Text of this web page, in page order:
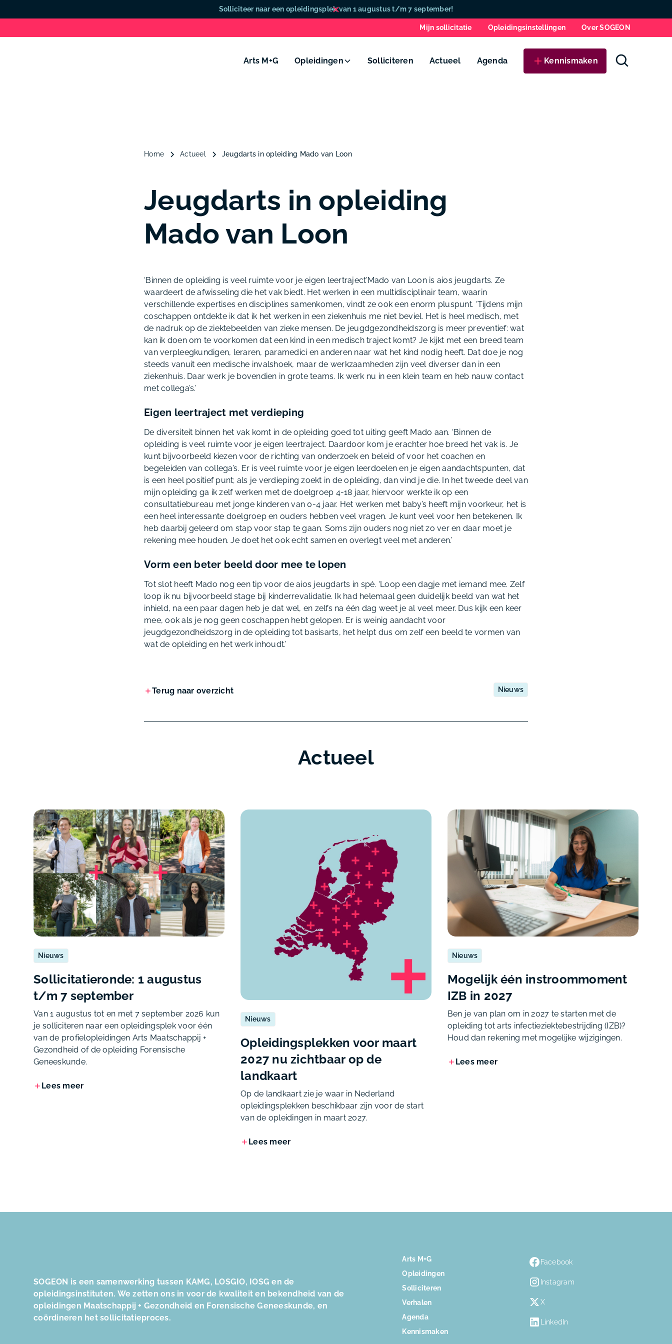
Solliciteer naar een opleidingsplek van 1 augustus t/m 7 september!
Mijn sollicitatie Opleidingsinstellingen Over SOGEON
Arts M+G Opleidingen Solliciteren Actueel Agenda Kennismaken
Home Actueel Jeugdarts in opleiding Mado van Loon
Jeugdarts in opleiding
Mado van Loon
‘Binnen de opleiding is veel ruimte voor je eigen leertraject’Mado van Loon is aios jeugdarts. Ze
waardeert de afwisseling die het vak biedt. Het werken in een multidisciplinair team, waarin
verschillende expertises en disciplines samenkomen, vindt ze ook een enorm pluspunt. ‘Tijdens mijn
coschappen ontdekte ik dat ik het werken in een ziekenhuis me niet beviel. Het is heel medisch, met
de nadruk op de ziektebeelden van zieke mensen. De jeugdgezondheidszorg is meer preventief: wat
kan ik doen om te voorkomen dat een kind in een medisch traject komt? Je kijkt met een breed team
van verpleegkundigen, leraren, paramedici en anderen naar wat het kind nodig heeft. Dat doe je nog
steeds vanuit een medische invalshoek, maar de werkzaamheden zijn veel diverser dan in een
ziekenhuis. Daar werk je bovendien in grote teams. Ik werk nu in een klein team en heb nauw contact
met collega’s.’
Eigen leertraject met verdieping
De diversiteit binnen het vak komt in de opleiding goed tot uiting geeft Mado aan. ‘Binnen de
opleiding is veel ruimte voor je eigen leertraject. Daardoor kom je erachter hoe breed het vak is. Je
kunt bijvoorbeeld kiezen voor de richting van onderzoek en beleid of voor het coachen en
begeleiden van collega’s. Er is veel ruimte voor je eigen leerdoelen en je eigen aandachtspunten, dat
is een heel positief punt; als je verdieping zoekt in de opleiding, dan vind je die. In het tweede deel van
mijn opleiding ga ik zelf werken met de doelgroep 4-18 jaar, hiervoor werkte ik op een
consultatiebureau met jonge kinderen van 0-4 jaar. Het werken met baby’s heeft mijn voorkeur, het is
een heel interessante doelgroep en ouders hebben veel vragen. Je kunt veel voor hen betekenen. Ik
heb daarbij geleerd om stap voor stap te gaan. Soms zijn ouders nog niet zo ver en daar moet je
rekening mee houden. Je doet het ook echt samen en overlegt veel met anderen.’
Vorm een beter beeld door mee te lopen
Tot slot heeft Mado nog een tip voor de aios jeugdarts in spé. ‘Loop een dagje met iemand mee. Zelf
loop ik nu bijvoorbeeld stage bij kinderrevalidatie. Ik had helemaal geen duidelijk beeld van wat het
inhield, na een paar dagen heb je dat wel, en zelfs na één dag weet je al veel meer. Dus kijk een keer
mee, ook als je nog geen coschappen hebt gelopen. Er is weinig aandacht voor
jeugdgezondheidszorg in de opleiding tot basisarts, het helpt dus om zelf een beeld te vormen van
wat de opleiding en het werk inhoudt.’
Terug naar overzicht Nieuws
Actueel
Nieuws
Sollicitatieronde: 1 augustus
t/m 7 september
Van 1 augustus tot en met 7 september 2026 kun
je solliciteren naar een opleidingsplek voor één
van de profielopleidingen Arts Maatschappij +
Gezondheid of de opleiding Forensische
Geneeskunde.
Lees meer
Nieuws
Opleidingsplekken voor maart
2027 nu zichtbaar op de
landkaart
Op de landkaart zie je waar in Nederland
opleidingsplekken beschikbaar zijn voor de start
van de opleidingen in maart 2027.
Lees meer
Nieuws
Mogelijk één instroommoment
IZB in 2027
Ben je van plan om in 2027 te starten met de
opleiding tot arts infectieziektebestrijding (IZB)?
Houd dan rekening met mogelijke wijzigingen.
Lees meer
SOGEON is een samenwerking tussen KAMG, LOSGIO, IOSG en de
opleidingsinstituten. We zetten ons in voor de kwaliteit en bekendheid van de
opleidingen Maatschappij + Gezondheid en Forensische Geneeskunde, en
coördineren het sollicitatieproces.
Arts M+G
Opleidingen
Solliciteren
Verhalen
Agenda
Kennismaken
Facebook
Instagram
X
LinkedIn